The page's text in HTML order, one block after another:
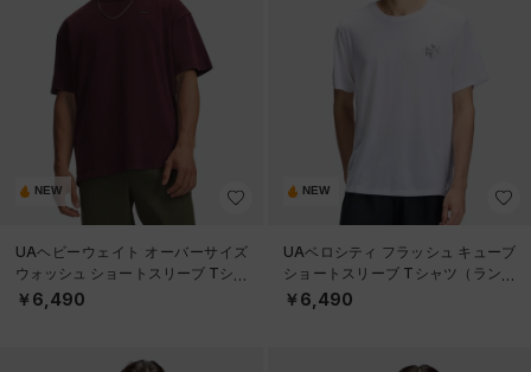
NEW
UAヘビーウェイト オーバーサイズ
ウォッシュ ショートスリーブ Tシャ
ツ（ライフスタイル/MEN）
￥6,490
NEW
UAベロシティ フラッシュ キューブ
ショートスリーブ Tシャツ（ランニ
ング/MEN）
￥6,490